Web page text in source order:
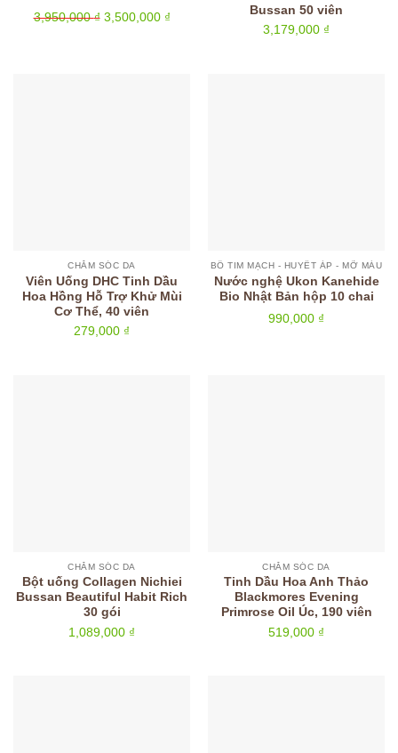
3,950,000₫ Giá
3,500,000 ₫Giá
Bussan 50 viên
3,179,000 ₫
CHĂM SÓC DA
Viên Uống DHC Tinh Dầu
Hoa Hồng Hỗ Trợ Khử Mùi
Cơ Thể, 40 viên
279,000 ₫
BỔ TIM MẠCH - HUYẾT ÁP - MỠ MÁU
Nước nghệ Ukon Kanehide
Bio Nhật Bản hộp 10 chai
990,000 ₫
CHĂM SÓC DA
Bột uống Collagen Nichiei
Bussan Beautiful Habit Rich
30 gói
1,089,000 ₫
CHĂM SÓC DA
Tinh Dầu Hoa Anh Thảo
Blackmores Evening
Primrose Oil Úc, 190 viên
519,000 ₫